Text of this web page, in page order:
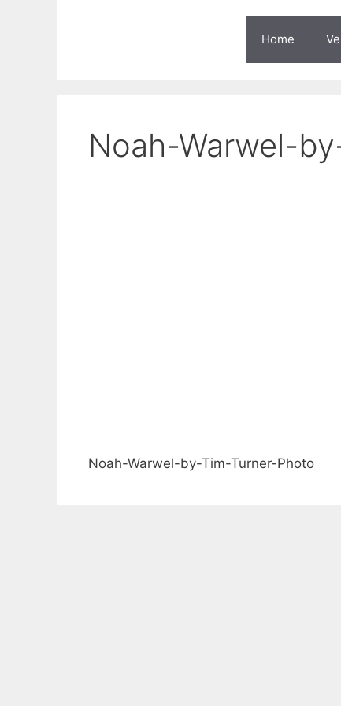
Home
Noah-Warwel-
Noah-Warwel-by-Tim-Turner-Photo